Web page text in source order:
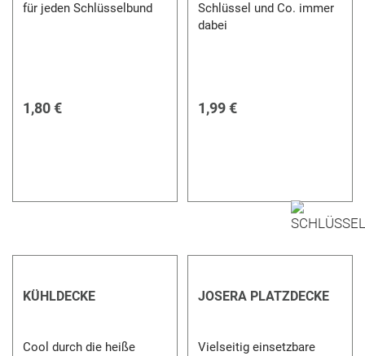
für jeden Schlüsselbund
1,80 €
Schlüssel und Co. immer
dabei
1,99 €
KÜHLDECKE
Cool durch die heiße
JOSERA PLATZDECKE
Vielseitig einsetzbare